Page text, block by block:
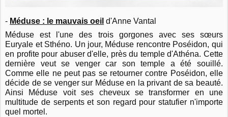
- Méduse : le mauvais oeil d'Anne Vantal
Méduse est l'une des trois gorgones avec ses sœurs
Euryale et Sthéno. Un jour, Méduse rencontre Poséidon, qui
en profite pour abuser d'elle, près du temple d'Athéna. Cette
dernière veut se venger car son temple a été souillé.
Comme elle ne peut pas se retourner contre Poséidon, elle
décide de se venger sur Méduse en la privant de sa beauté.
Ainsi Méduse voit ses cheveux se transformer en une
multitude de serpents et son regard pour statufier n'importe
quel mortel.